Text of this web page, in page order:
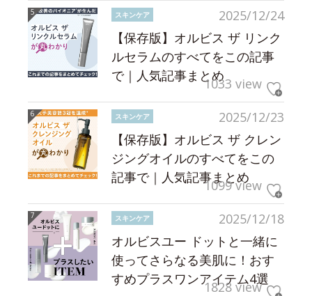
2025/12/24
スキンケア
【保存版】オルビス ザ リンク
ルセラムのすべてをこの記事
で｜人気記事まとめ1033 view
2025/12/23
スキンケア
【保存版】オルビス ザ クレン
ジングオイルのすべてをこの
記事で｜人気記事まとめ
1099 view
2025/12/18
スキンケア
オルビスユー ドットと一緒に
使ってさらなる美肌に！おす
すめプラスワンアイテム4選
1828 view